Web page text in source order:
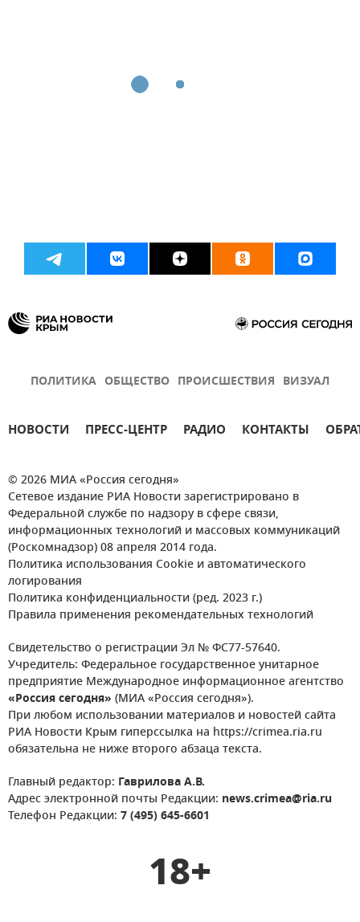
ПОЛИТИКА ОБЩЕСТВО ПРОИСШЕСТВИЯ ВИЗУАЛ
НОВОСТИ ПРЕСС-ЦЕНТР РАДИО КОНТАКТЫ
© 2026 МИА «Россия сегодня»
Сетевое издание РИА Новости зарегистрировано в
Федеральной службе по надзору в сфере связи,
информационных технологий и массовых коммуникаций
(Роскомнадзор) 08 апреля 2014 года.
Политика использования Cookie и автоматического
логирования
Политика конфиденциальности (ред. 2023 г.)
Правила применения рекомендательных технологий
Свидетельство о регистрации Эл № ФС77-57640.
Учредитель: Федеральное государственное унитарное
предприятие Международное информационное агентство
«Россия сегодня» (МИА «Россия сегодня»).
При любом использовании материалов и новостей сайта
РИА Новости Крым гиперссылка на https://crimea.ria.ru
обязательна не ниже второго абзаца текста.
Главный редактор: Гаврилова А.В.
Адрес электронной почты Редакции: news.crimea@ria.ru
Телефон Редакции: 7 (495) 645-6601
18+